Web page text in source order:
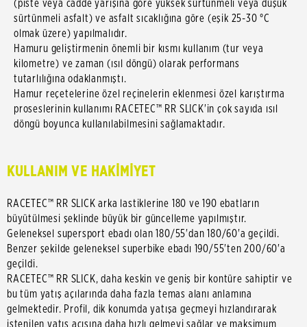
(piste veya cadde yarışına göre yüksek sürtünmeli veya düşük
sürtünmeli asfalt) ve asfalt sıcaklığına göre (eşik 25-30 °C
olmak üzere) yapılmalıdır.
Hamuru geliştirmenin önemli bir kısmı kullanım (tur veya
kilometre) ve zaman (ısıl döngü) olarak performans
tutarlılığına odaklanmıştı.
Hamur reçetelerine özel reçinelerin eklenmesi özel karıştırma
proseslerinin kullanımı RACETEC™ RR SLICK'in çok sayıda ısıl
döngü boyunca kullanılabilmesini sağlamaktadır.
KULLANIM VE HAKİMİYET
RACETEC™ RR SLICK arka lastiklerine 180 ve 190 ebatların
büyütülmesi şeklinde büyük bir güncelleme yapılmıştır.
Geleneksel supersport ebadı olan 180/55'dan 180/60'a geçildi.
Benzer şekilde geleneksel superbike ebadı 190/55'ten 200/60'a
geçildi.
RACETEC™ RR SLICK, daha keskin ve geniş bir kontüre sahiptir ve
bu tüm yatış açılarında daha fazla temas alanı anlamına
gelmektedir. Profil, dik konumda yatışa geçmeyi hızlandırarak
istenilen yatış açısına daha hızlı gelmeyi sağlar ve maksimum